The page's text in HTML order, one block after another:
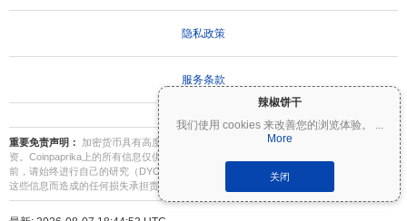
辣椒饼干
我们使用 cookies 来改善您的浏览体验。
...
More
关闭
隐私政策
服务条款
重要免责声明：
加密货币具有高度波动性，存在重大风险。您可能会损失部分或全部投
资。Coinpaprika上的所有信息仅供参考，不构成财务或投资建议。在做出投资决策之
前，请始终进行自己的研究（DYOR）并咨询合格的财务顾问。Coinpaprika不对因使用
这些信息而造成的任何损失承担责任。